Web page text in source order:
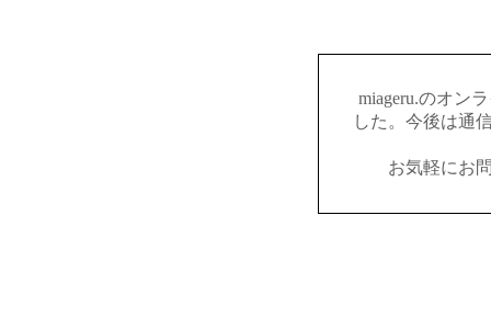
miageru.のオン
した。今後は通
お気軽にお